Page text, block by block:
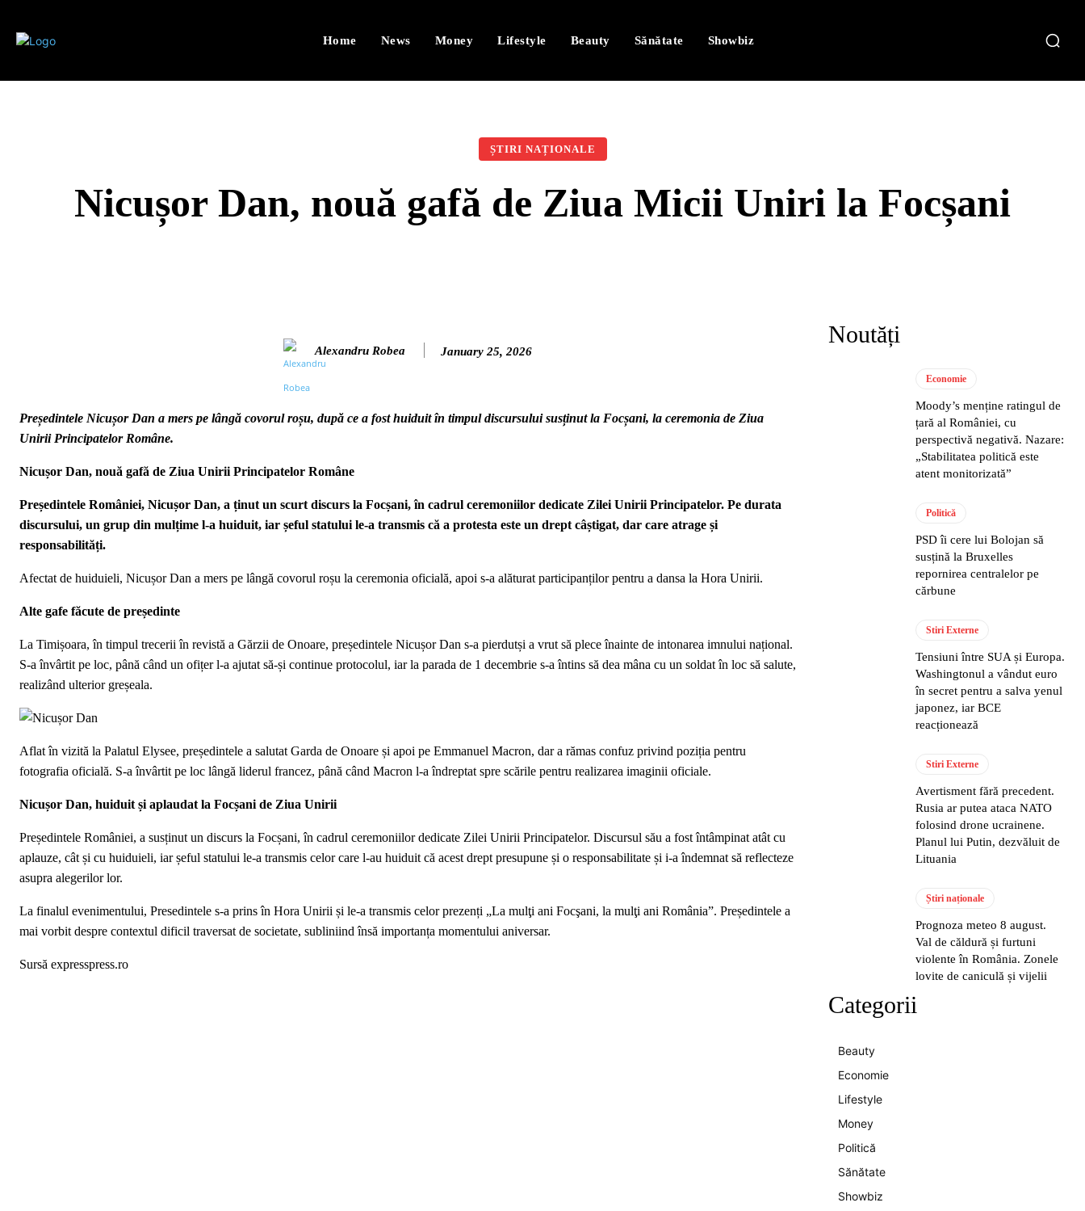
Home News Money Lifestyle Beauty Sănătate Showbiz
ȘTIRI NAȚIONALE
Nicușor Dan, nouă gafă de Ziua Micii Uniri la Focșani
Alexandru Robea January 25, 2026
Președintele Nicușor Dan a mers pe lângă covorul roșu, după ce a fost huiduit în timpul discursului susținut la Focșani, la ceremonia de Ziua
Unirii Principatelor Române.
Nicușor Dan, nouă gafă de Ziua Unirii Principatelor Române
Președintele României, Nicușor Dan, a ținut un scurt discurs la Focșani, în cadrul ceremoniilor dedicate Zilei Unirii Principatelor. Pe durata
discursului, un grup din mulțime l-a huiduit, iar șeful statului le-a transmis că a protesta este un drept câștigat, dar care atrage și
responsabilități.
Afectat de huiduieli, Nicușor Dan a mers pe lângă covorul roșu la ceremonia oficială, apoi s-a alăturat participanților pentru a dansa la Hora Unirii.
Alte gafe făcute de președinte
La Timișoara, în timpul trecerii în revistă a Gărzii de Onoare, președintele Nicușor Dan s-a pierdutși a vrut să plece înainte de intonarea imnului național.
S-a învârtit pe loc, până când un ofițer l-a ajutat să-și continue protocolul, iar la parada de 1 decembrie s-a întins să dea mâna cu un soldat în loc să salute,
realizând ulterior greșeala.
Aflat în vizită la Palatul Elysee, președintele a salutat Garda de Onoare și apoi pe Emmanuel Macron, dar a rămas confuz privind poziția pentru
fotografia oficială. S-a învârtit pe loc lângă liderul francez, până când Macron l-a îndreptat spre scările pentru realizarea imaginii oficiale.
Nicușor Dan, huiduit și aplaudat la Focșani de Ziua Unirii
Președintele României, a susținut un discurs la Focșani, în cadrul ceremoniilor dedicate Zilei Unirii Principatelor. Discursul său a fost întâmpinat atât cu
aplauze, cât și cu huiduieli, iar șeful statului le-a transmis celor care l-au huiduit că acest drept presupune și o responsabilitate și i-a îndemnat să reflecteze
asupra alegerilor lor.
La finalul evenimentului, Presedintele s-a prins în Hora Unirii și le-a transmis celor prezenți „La mulţi ani Focşani, la mulţi ani România”. Președintele a
mai vorbit despre contextul dificil traversat de societate, subliniind însă importanța momentului aniversar.
Sursă expresspress.ro
Noutăți
Economie
Moody’s menține ratingul de
țară al României, cu
perspectivă negativă. Nazare:
„Stabilitatea politică este
atent monitorizată”
Politică
PSD îi cere lui Bolojan să
susțină la Bruxelles
repornirea centralelor pe
cărbune
Stiri Externe
Tensiuni între SUA și Europa.
Washingtonul a vândut euro
în secret pentru a salva yenul
japonez, iar BCE
reacționează
Stiri Externe
Avertisment fără precedent.
Rusia ar putea ataca NATO
folosind drone ucrainene.
Planul lui Putin, dezvăluit de
Lituania
Știri naționale
Prognoza meteo 8 august.
Val de căldură și furtuni
violente în România. Zonele
lovite de caniculă și vijelii
Categorii
Beauty
Economie
Lifestyle
Money
Politică
Sănătate
Showbiz